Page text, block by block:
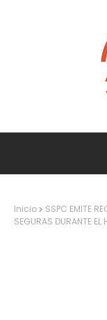
Inicio
SSPC EMITE
SEGURAS DURANTE EL